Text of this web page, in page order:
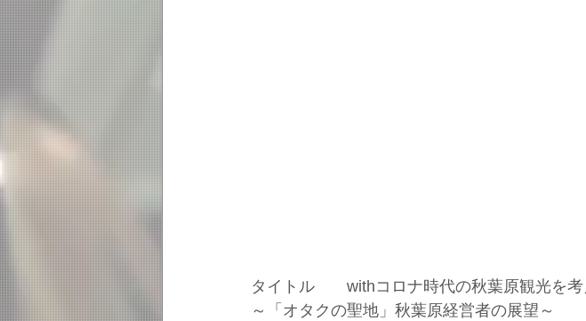
タイトル　　withコロナ時代の秋葉原観光を考
～「オタクの聖地」秋葉原経営者の展望～